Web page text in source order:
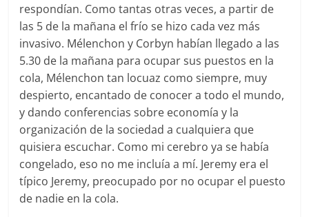
respondían. Como tantas otras veces, a partir de
las 5 de la mañana el frío se hizo cada vez más
invasivo. Mélenchon y Corbyn habían llegado a las
5.30 de la mañana para ocupar sus puestos en la
cola, Mélenchon tan locuaz como siempre, muy
despierto, encantado de conocer a todo el mundo,
y dando conferencias sobre economía y la
organización de la sociedad a cualquiera que
quisiera escuchar. Como mi cerebro ya se había
congelado, eso no me incluía a mí. Jeremy era el
típico Jeremy, preocupado por no ocupar el puesto
de nadie en la cola.